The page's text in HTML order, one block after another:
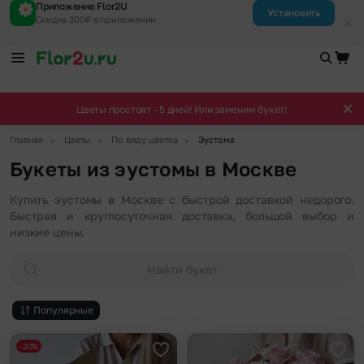
Приложение Flor2U
Скидка 300₽ в приложении
Установить
Цветы простоят - 5 дней! Или заменим букет!
Главная Цветы По виду цветка Эустома
Букеты из эустомы в Москве
Купить эустомы в Москве с быстрой доставкой недорого.
Быстрая и круглосуточная доставка, большой выбор и
низкие цены.
Найти букет
Популярные
-20%